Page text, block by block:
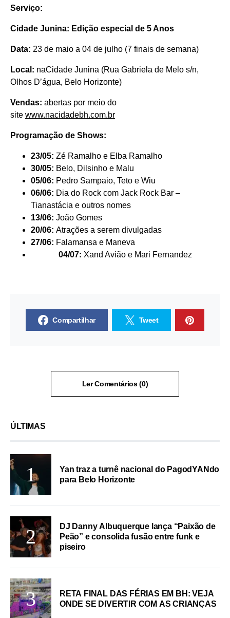
Serviço:
Cidade Junina: Edição especial de 5 Anos
Data: 23 de maio a 04 de julho (7 finais de semana)
Local: naCidade Junina (Rua Gabriela de Melo s/n,
Olhos D’água, Belo Horizonte)
Vendas: abertas por meio do
site www.nacidadebh.com.br
Programação de Shows:
23/05: Zé Ramalho e Elba Ramalho
30/05: Belo, Dilsinho e Malu
05/06: Pedro Sampaio, Teto e Wiu
06/06: Dia do Rock com Jack Rock Bar –
Tianastácia e outros nomes
13/06: João Gomes
20/06: Atrações a serem divulgadas
27/06: Falamansa e Maneva
04/07: Xand Avião e Mari Fernandez
Compartilhar Tweet
Ler Comentários (0)
ÚLTIMAS
Yan traz a turnê nacional do PagodYANdo
para Belo Horizonte
DJ Danny Albuquerque lança “Paixão de
Peão” e consolida fusão entre funk e
piseiro
RETA FINAL DAS FÉRIAS EM BH: VEJA
ONDE SE DIVERTIR COM AS CRIANÇAS